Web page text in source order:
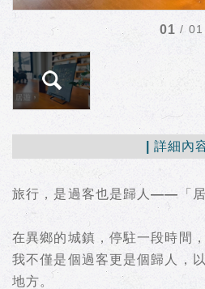
01 / 01
| 詳細內
旅行，是過客也是歸人——「
在異鄉的城鎮，停駐一段時間
我不僅是個過客更是個歸人，
地方。